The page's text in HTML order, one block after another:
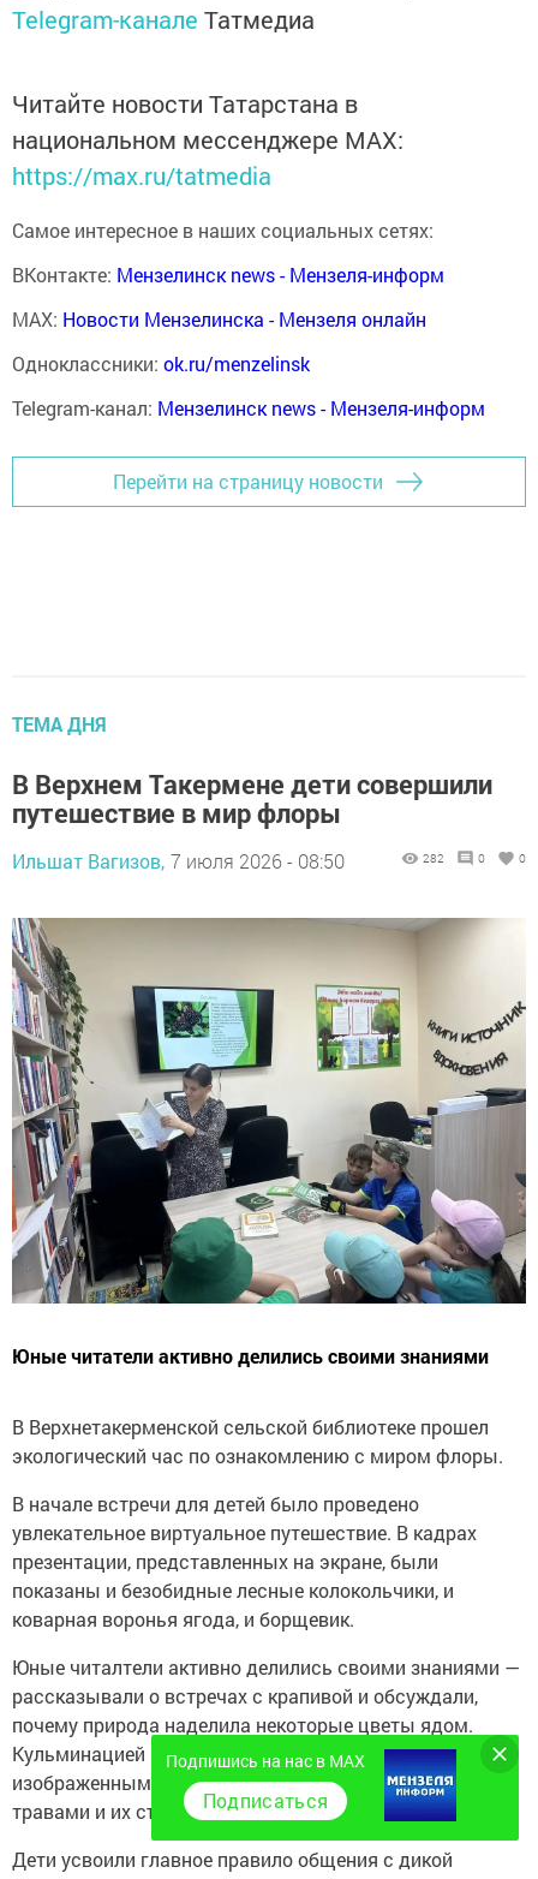
Telegram-канале Татмедиа
Читайте новости Татарстана в
национальном мессенджере MАХ:
https://max.ru/tatmedia
Самое интересное в наших социальных сетях:
ВКонтакте: Мензелинск news - Мензеля-информ
MAX: Новости Мензелинска - Мензеля онлайн
Одноклассники: ok.ru/menzelinsk
Telegram-канал: Мензелинск news - Мензеля-информ
Перейти на страницу новости
ТЕМА ДНЯ
В Верхнем Такермене дети совершили
путешествие в мир флоры
Ильшат Вагизов, 7 июля 2026 - 08:50 282 0 0
Юные читатели активно делились своими знаниями
В Верхнетакерменской сельской библиотеке прошел
экологический час по ознакомлению с миром флоры.
В начале встречи для детей было проведено
увлекательное виртуальное путешествие. В кадрах
презентации, представленных на экране, были
показаны и безобидные лесные колокольчики, и
коварная воронья ягода, и борщевик.
Юные читалтели активно делились своими знаниями —
рассказывали о встречах с крапивой и обсуждали,
почему природа наделила некоторые цветы ядом.
Кульминацией путешествия стало знакомство детей с
изображенными на страницах книги ядовитыми
травами и их съедобными двойниками.
Дети усвоили главное правило общения с дикой
Подпишись на нас в MAX
Подписаться